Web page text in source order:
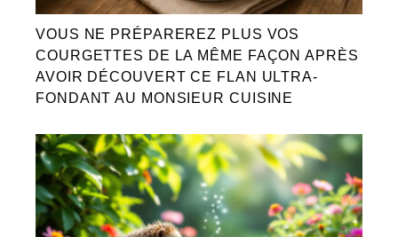
VOUS NE PRÉPAREREZ PLUS VOS
COURGETTES DE LA MÊME FAÇON APRÈS
AVOIR DÉCOUVERT CE FLAN ULTRA-
FONDANT AU MONSIEUR CUISINE